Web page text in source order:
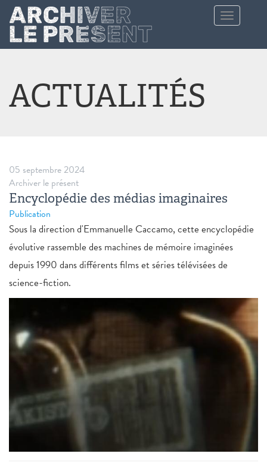
Aller au contenu principal
Toggle
navigation
ACTUALITÉS
05 septembre 2024
Archiver le présent
Encyclopédie des médias imaginaires
Publication
Sous la direction d'Emmanuelle Caccamo, cette encyclopédie
évolutive rassemble des machines de mémoire imaginées
depuis 1990 dans différents films et séries télévisées de
science-fiction.